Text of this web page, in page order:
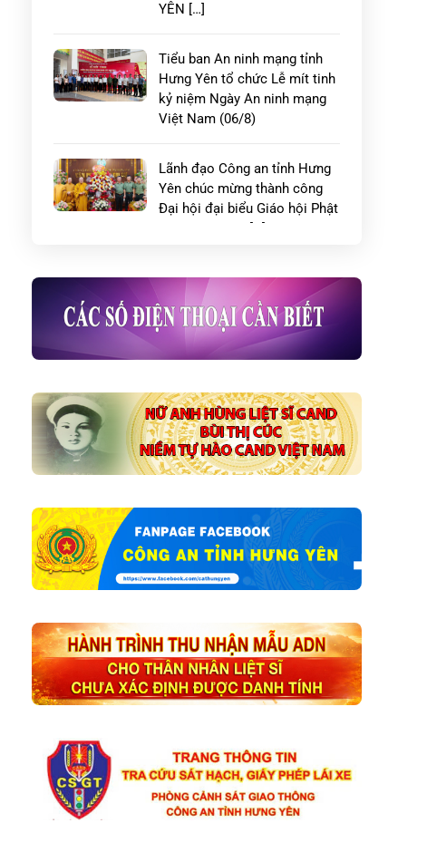
YÊN […]
Tiểu ban An ninh mạng tỉnh
Hưng Yên tổ chức Lễ mít tinh
kỷ niệm Ngày An ninh mạng
Việt Nam (06/8)
Lãnh đạo Công an tỉnh Hưng
Yên chúc mừng thành công
Đại hội đại biểu Giáo hội Phật
giáo Việt Nam […]